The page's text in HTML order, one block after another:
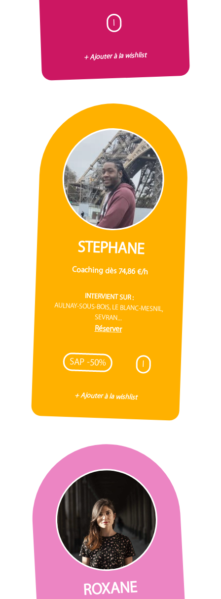
I
+ Ajouter à la wishlist
STEPHANE
Coaching dès 74,86 €/h
INTERVIENT SUR :
AULNAY-SOUS-BOIS, LE BLANC-MESNIL,
SEVRAN...
Réserver
SAP -50% I
+ Ajouter à la wishlist
ROXANE